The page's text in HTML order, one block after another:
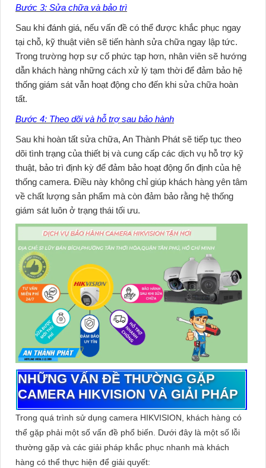
Bước 3: Sửa chữa và bảo trì
Sau khi đánh giá, nếu vấn đề có thể được khắc phục ngay
tại chỗ, kỹ thuật viên sẽ tiến hành sửa chữa ngay lập tức.
Trong trường hợp sự cố phức tạp hơn, nhân viên sẽ hướng
dẫn khách hàng những cách xử lý tạm thời để đảm bảo hệ
thống giám sát vẫn hoạt động cho đến khi sửa chữa hoàn
tất.
Bước 4: Theo dõi và hỗ trợ sau bảo hành
Sau khi hoàn tất sửa chữa, An Thành Phát sẽ tiếp tục theo
dõi tình trạng của thiết bị và cung cấp các dịch vụ hỗ trợ kỹ
thuật, bảo trì định kỳ để đảm bảo hoạt động ổn định của hệ
thống camera. Điều này không chỉ giúp khách hàng yên tâm
về chất lượng sản phẩm mà còn đảm bảo rằng hệ thống
giám sát luôn ở trạng thái tối ưu.
NHỮNG VẤN ĐỀ THƯỜNG GẶP
CAMERA HIKVISION VÀ GIẢI PHÁP
Trong quá trình sử dụng camera HIKVISION, khách hàng có
thể gặp phải một số vấn đề phổ biến. Dưới đây là một số lỗi
thường gặp và các giải pháp khắc phục nhanh mà khách
hàng có thể thực hiện để giải quyết: